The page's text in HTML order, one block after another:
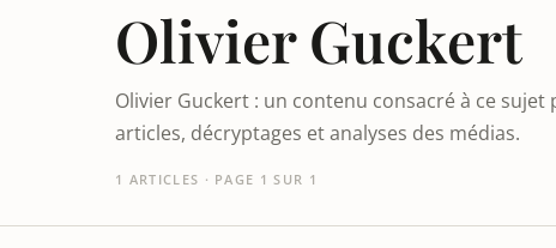
Olivier Guckert
Olivier Guckert : un contenu consacré à ce
articles, décryptages et analyses des médias.
1 ARTICLES · PAGE 1 SUR 1